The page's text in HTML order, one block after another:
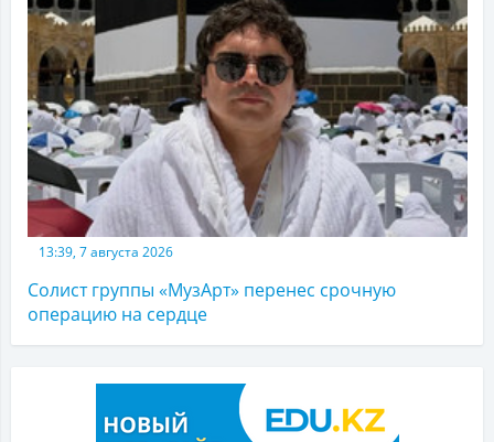
13:39, 7 августа 2026
Солист группы «МузАрт» перенес срочную
операцию на сердце